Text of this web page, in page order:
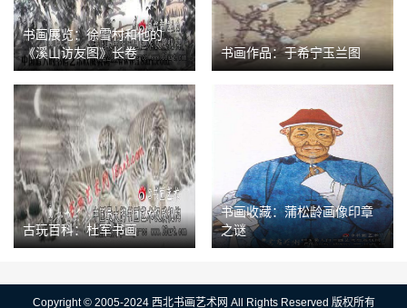
书画展览：徐雪村和他的
《溪山访友图》长卷
书画作品：于希宁玉兰图
古玩百科：杜军书画
书画收藏：蒲松龄画像印章
之谜
Copyright © 2005-2024 西北书画艺术网 All Rights Reserved 版权所有